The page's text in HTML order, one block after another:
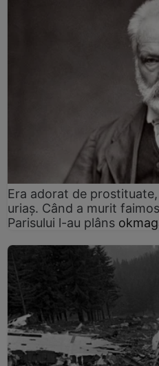
Era adorat de
uriaș. Când a murit
Parisului l-au plâns